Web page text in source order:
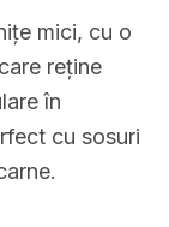
mici, cu o
reține
în
cu sosuri